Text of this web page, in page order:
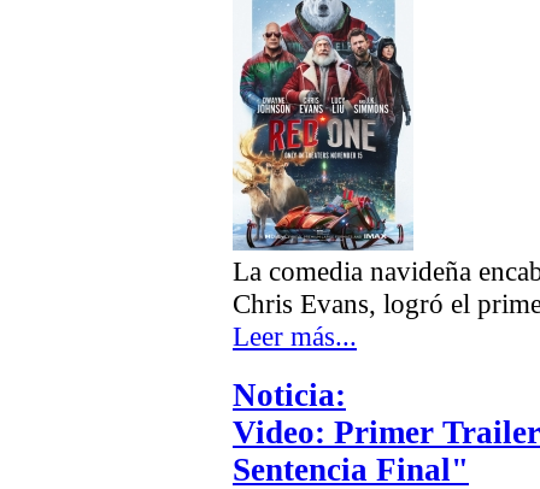
La comedia navideña
Chris Evans, logró el
Leer más...
Noticia:
Video: Primer
Sentencia Final"